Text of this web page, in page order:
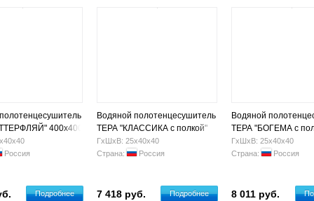
400х400
п)
Россия
Подробнее
Водяной полотенцесушитель
ТЕРА "КЛАССИКА с полкой"
400х400 Н.Г. 3/4" (5 п)
ГхШхВ: 25х40х40
Страна:
Россия
7 418 руб. Подробнее
Водяной
ТЕРА "БОГЕМА с
400х400 Н.Г. 3/4"
ГхШхВ: 25х40х40
Страна:
Россия
8 011 руб.